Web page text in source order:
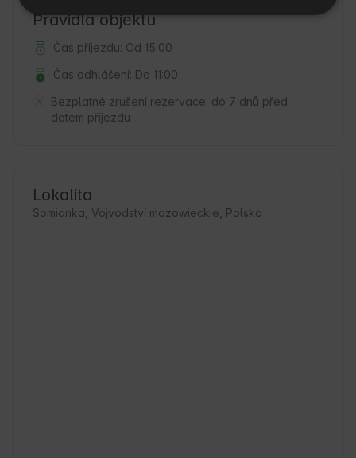
Pravidla objektu
Čas příjezdu: Od 15:00
Čas odhlášení: Do 11:00
Bezplatné zrušení rezervace: do 7 dnů před
datem příjezdu
Lokalita
Somianka, Vojvodství mazowieckie, Polsko